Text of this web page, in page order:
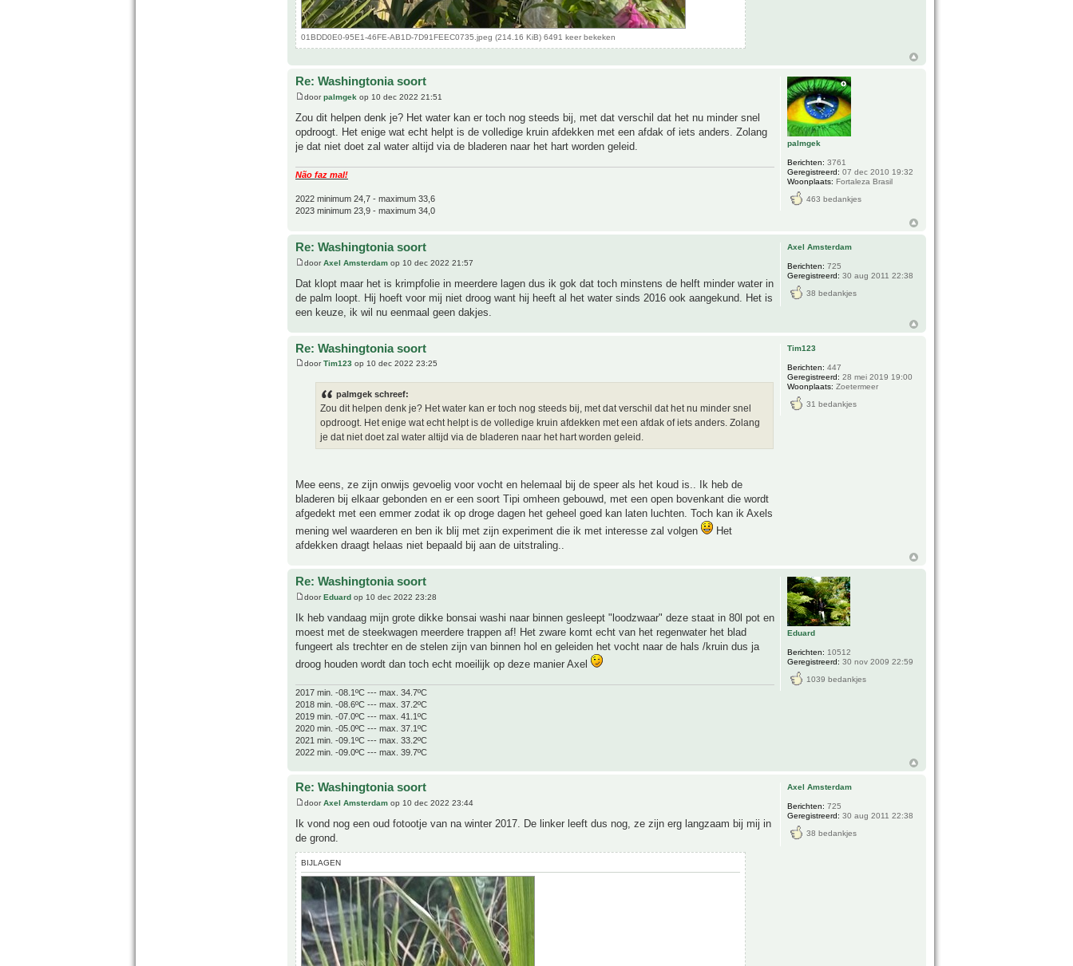
01BDD0E0-95E1-46FE-AB1D-7D91FEEC0735.jpeg (214.16 KiB) 6491 keer bekeken
Re: Washingtonia soort
doorpalmgek op 10 dec 2022 21:51
Zou dit helpen denk je? Het water kan er toch nog steeds bij, met dat verschil dat het nu minder snel
opdroogt. Het enige wat echt helpt is de volledige kruin afdekken met een afdak of iets anders. Zolang
je dat niet doet zal water altijd via de bladeren naar het hart worden geleid.
Não faz mal!
2022 minimum 24,7 - maximum 33,6
2023 minimum 23,9 - maximum 34,0
palmgek
Berichten: 3761
Geregistreerd: 07 dec 2010 19:32
Woonplaats: Fortaleza Brasil
463 bedankjes
Re: Washingtonia soort
doorAxel Amsterdam op 10 dec 2022 21:57
Dat klopt maar het is krimpfolie in meerdere lagen dus ik gok dat toch minstens de helft minder water in
de palm loopt. Hij hoeft voor mij niet droog want hij heeft al het water sinds 2016 ook aangekund. Het is
een keuze, ik wil nu eenmaal geen dakjes.
Axel Amsterdam
Berichten: 725
Geregistreerd: 30 aug 2011 22:38
38 bedankjes
Re: Washingtonia soort
doorTim123 op 10 dec 2022 23:25
palmgek schreef:
Zou dit helpen denk je? Het water kan er toch nog steeds bij, met dat verschil dat het nu minder snel
opdroogt. Het enige wat echt helpt is de volledige kruin afdekken met een afdak of iets anders. Zolang
je dat niet doet zal water altijd via de bladeren naar het hart worden geleid.
Mee eens, ze zijn onwijs gevoelig voor vocht en helemaal bij de speer als het koud is.. Ik heb de
bladeren bij elkaar gebonden en er een soort Tipi omheen gebouwd, met een open bovenkant die wordt
afgedekt met een emmer zodat ik op droge dagen het geheel goed kan laten luchten. Toch kan ik Axels
mening wel waarderen en ben ik blij met zijn experiment die ik met interesse zal volgen
Het
afdekken draagt helaas niet bepaald bij aan de uitstraling..
Tim123
Berichten: 447
Geregistreerd: 28 mei 2019 19:00
Woonplaats: Zoetermeer
31 bedankjes
Re: Washingtonia soort
doorEduard op 10 dec 2022 23:28
Ik heb vandaag mijn grote dikke bonsai washi naar binnen gesleept "loodzwaar" deze staat in 80l pot en
moest met de steekwagen meerdere trappen af! Het zware komt echt van het regenwater het blad
fungeert als trechter en de stelen zijn van binnen hol en geleiden het vocht naar de hals /kruin dus ja
droog houden wordt dan toch echt moeilijk op deze manier Axel
2017 min. -08.1ºC --- max. 34.7ºC
2018 min. -08.6ºC --- max. 37.2ºC
2019 min. -07.0ºC --- max. 41.1ºC
2020 min. -05.0ºC --- max. 37.1ºC
2021 min. -09.1ºC --- max. 33.2ºC
2022 min. -09.0ºC --- max. 39.7ºC
Eduard
Berichten: 10512
Geregistreerd: 30 nov 2009 22:59
1039 bedankjes
Re: Washingtonia soort
doorAxel Amsterdam op 10 dec 2022 23:44
Ik vond nog een oud fotootje van na winter 2017. De linker leeft dus nog, ze zijn erg langzaam bij mij in
de grond.
BIJLAGEN
Axel Amsterdam
Berichten: 725
Geregistreerd: 30 aug 2011 22:38
38 bedankjes